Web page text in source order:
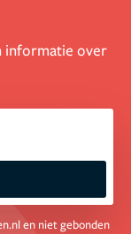
informatie over
en niet gebonden